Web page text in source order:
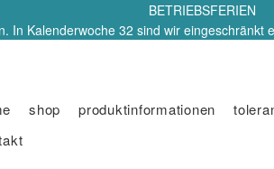
BETRIEBSFERIEN
In Kalenderwoche 32 sind wir
shop produktinformationen